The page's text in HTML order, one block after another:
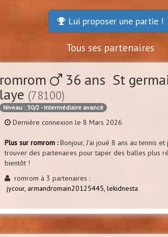
Lui proposer une partie !
Tous ses partenaires
romrom 36 ans St
laye (78100)
Niveau : 30/2 - Intermédiaire avancé
Dernière connexion le 8 Mars 2026
Plus sur romrom :Bonjour, J'ai joué 8 ans au tennis et
trouver des partenaires pour taper des balles plus
bientôt !
romrom à 3 partenaires :
jycour, armandromain20125445,lekidnesta